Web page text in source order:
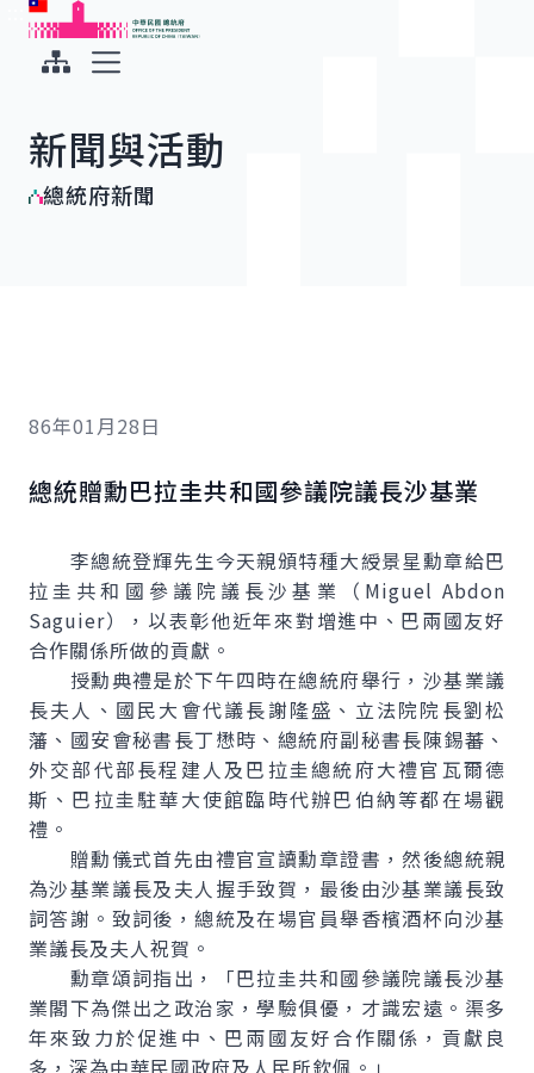
跳到主要內容
中華民國總統府
新聞與活動
總統府新聞
86年01月28日
總統贈勳巴拉圭共和國參議院議長沙基業
李總統登輝先生今天親頒特種大綬景星勳章給巴
拉圭共和國參議院議長沙基業（Miguel Abdon
Saguier），以表彰他近年來對增進中、巴兩國友好
合作關係所做的貢獻。
授勳典禮是於下午四時在總統府舉行，沙基業議
長夫人、國民大會代議長謝隆盛、立法院院長劉松
藩、國安會秘書長丁懋時、總統府副秘書長陳錫蕃、
外交部代部長程建人及巴拉圭總統府大禮官瓦爾德
斯、巴拉圭駐華大使館臨時代辦巴伯納等都在場觀
禮。
贈勳儀式首先由禮官宣讀勳章證書，然後總統親
為沙基業議長及夫人握手致賀，最後由沙基業議長致
詞答謝。致詞後，總統及在場官員舉香檳酒杯向沙基
業議長及夫人祝賀。
勳章頌詞指出，「巴拉圭共和國參議院議長沙基
業閣下為傑出之政治家，學驗俱優，才識宏遠。渠多
年來致力於促進中、巴兩國友好合作關係，貢獻良
多，深為中華民國政府及人民所欽佩。」